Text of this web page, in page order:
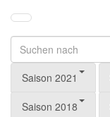
Saison 2021
Saison 2018